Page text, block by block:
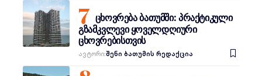
ცხოვრება ბათუმში: პრაქტიკული
გზამკვლევი ყოველდღიური
ცხოვრებისთვის
Ავტორი:შენი ბათუმის რედაქცია